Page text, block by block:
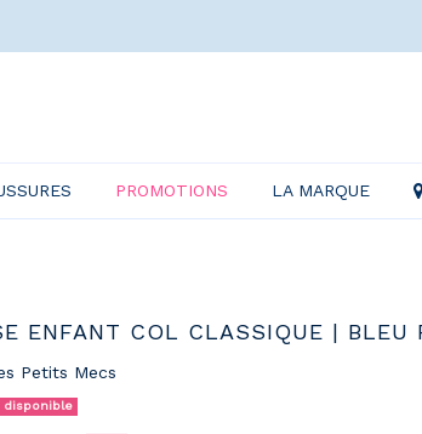
PROMOTIONS LA MARQUE
ENFANT COL CLASSIQUE | BLEU
Petits Mecs
disponible